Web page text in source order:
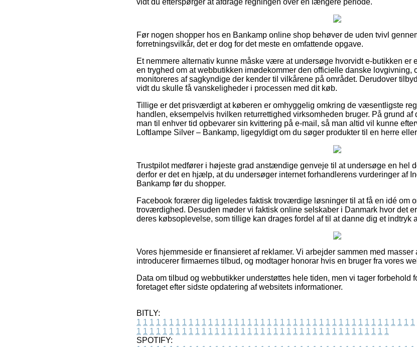
Før nogen shopper hos en Bankamp online shop behøver de uden tvivl
forretningsvilkår, det er dog for det meste en omfattende opgave.
Et nemmere alternativ kunne måske være at undersøge hvorvidt e-butikken
en tryghed om at webbutikken imødekommer den officielle danske lovgivning,
monitoreres af sagkyndige der kender til vilkårene på området. Derudover
vidt du skulle få vanskeligheder i processen med dit køb.
Tillige er det prisværdigt at køberen er omhyggelig omkring de væsentligste
handlen, eksempelvis hvilken returrettighed virksomheden bruger. På grund
man til enhver tid opbevarer sin kvittering på e-mail, så man altid vil kunne
Loftlampe Silver – Bankamp, ligegyldigt om du søger produkter til en herre
Trustpilot medfører i højeste grad anstændige genveje til at undersøge en hel
derfor er det en hjælp, at du undersøger internet forhandlerens vurderinger af
Bankamp før du shopper.
Facebook forærer dig ligeledes faktisk troværdige løsninger til at få en idé om
troværdighed. Desuden møder vi faktisk online selskaber i Danmark hvor det
deres købsoplevelse, som tillige kan drages fordel af til at danne dig et indtryk
Vores hjemmeside er finansieret af reklamer. Vi arbejder sammen med masser
introducerer firmaernes tilbud, og modtager honorar hvis en bruger fra vores
Data om tilbud og webbutikker understøttes hele tiden, men vi tager forbehold
foretaget efter sidste opdatering af websitets informationer.
BITLY:
1 1 1 1 1 1 1 1 1 1 1 1 1 1 1 1 1 1 1 1 1 1 1 1 1 1 1 1 1 1 1 1 1 1 1 1 1 1 1 1 1 1 1
1 1 1 1 1 1 1 1 1 1 1 1 1 1 1 1 1 1 1 1 1 1 1 1 1 1 1 1 1 1 1 1 1 1 1 1 1 1 1
SPOTIFY: